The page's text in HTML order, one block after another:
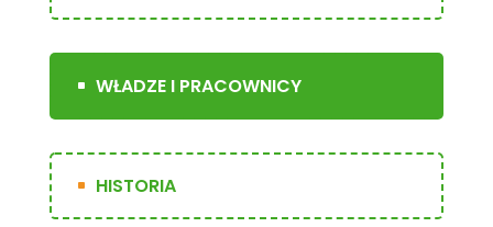
WŁADZE I PRACOWNICY
HISTORIA